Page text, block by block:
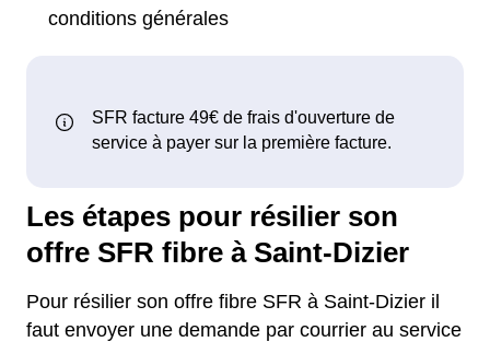
conditions générales
Les étapes pour résilier son
offre SFR fibre à Saint-Dizier
Pour résilier son offre fibre SFR à Saint-Dizier il
faut envoyer une demande par courrier au service